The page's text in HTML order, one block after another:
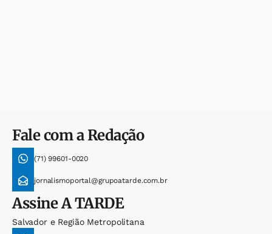
Fale com a Redação
(71) 99601-0020
jornalismoportal@grupoatarde.com.br
AssineA TARDE
Salvador e Região Metropolitana